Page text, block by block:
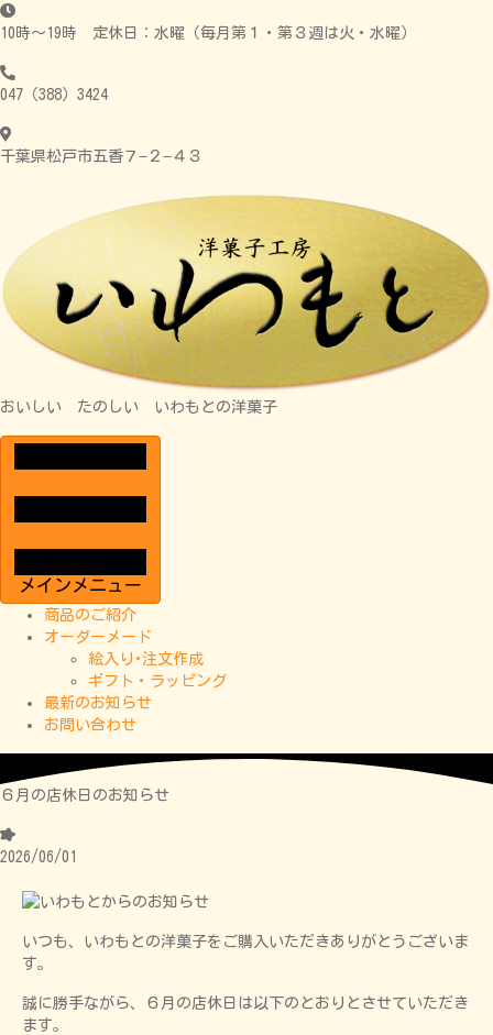
10時～19時 定休日：水曜（毎月第１・第３週は火・水曜）
047（388）3424
千葉県松戸市五香７−２−４３
おいしい たのしい いわもとの洋菓子
メインメニュー
商品のご紹介
オーダーメード
絵入り･注文作成
ギフト・ラッピング
最新のお知らせ
お問い合わせ
６月の店休日のお知らせ
2026/06/01
いつも、いわもとの洋菓子をご購入いただきありがとうございま
す。
誠に勝手ながら、６月の店休日は以下のとおりとさせていただき
ます。